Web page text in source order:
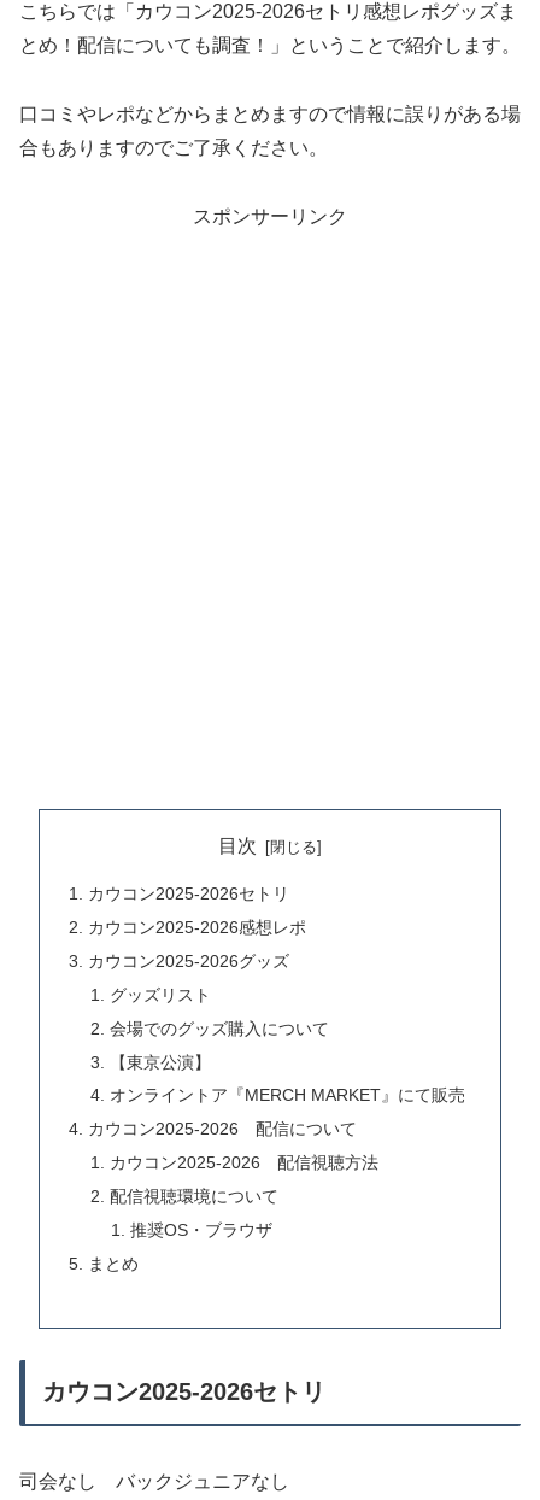
こちらでは「カウコン2025-2026セトリ感想レポグッズま
とめ！配信についても調査！」ということで紹介します。
口コミやレポなどからまとめますので情報に誤りがある場
合もありますのでご了承ください。
スポンサーリンク
目次
カウコン2025-2026セトリ
カウコン2025-2026感想レポ
カウコン2025-2026グッズ
グッズリスト
会場でのグッズ購入について
【東京公演】
オンライントア『MERCH MARKET』にて販売
カウコン2025-2026 配信について
カウコン2025-2026 配信視聴方法
配信視聴環境について
推奨OS・ブラウザ
まとめ
カウコン2025-2026セトリ
司会なし バックジュニアなし